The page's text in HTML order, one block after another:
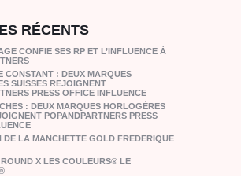
RÉCENTS
CONFIE SES RP ET L’INFLUENCE À
CONSTANT : DEUX MARQUES
SUISSES REJOIGNENT
PRESS OFFICE INFLUENCE
: DEUX MARQUES HORLOGÈRES
POPANDPARTNERS PRESS
DE LA MANCHETTE GOLD FREDERIQUE
X LES COULEURS® LE